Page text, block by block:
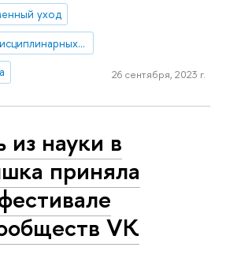
уход
НЦМУ "Центр междисциплинарных исследований человеческого потенциала"
26 сентября, 2023 г.
науки в
приняла
VK